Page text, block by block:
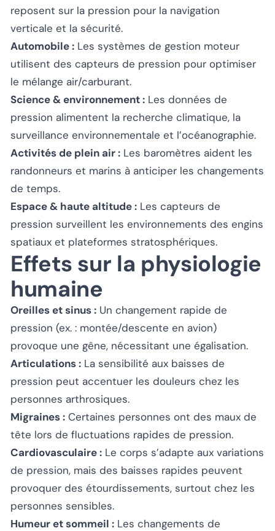
reposent sur la pression pour la navigation
verticale et la sécurité.
Automobile : Les systèmes de gestion moteur
utilisent des capteurs de pression pour optimiser
le mélange air/carburant.
Science & environnement : Les données de
pression alimentent la recherche climatique, la
surveillance environnementale et l’océanographie.
Activités de plein air : Les baromètres aident les
randonneurs et marins à anticiper les changements
de temps.
Espace & haute altitude : Les capteurs de
pression surveillent les environnements des engins
spatiaux et plateformes stratosphériques.
Effets sur la physiologie
humaine
Oreilles et sinus : Un changement rapide de
pression (ex. : montée/descente en avion)
provoque une gêne, nécessitant une égalisation.
Articulations : La sensibilité aux baisses de
pression peut accentuer les douleurs chez les
personnes arthrosiques.
Migraines : Certaines personnes ont des maux de
tête lors de fluctuations rapides de pression.
Cardiovasculaire : Le corps s’adapte aux variations
de pression, mais des baisses rapides peuvent
provoquer des étourdissements, surtout chez les
personnes sensibles.
Humeur et sommeil : Les changements de